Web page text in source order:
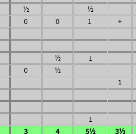
½ ½
0 0 1 +
½ 1
0 ½
1
1
3 4 5½ 3½